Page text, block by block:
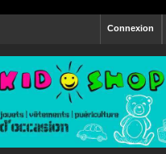
Connexion